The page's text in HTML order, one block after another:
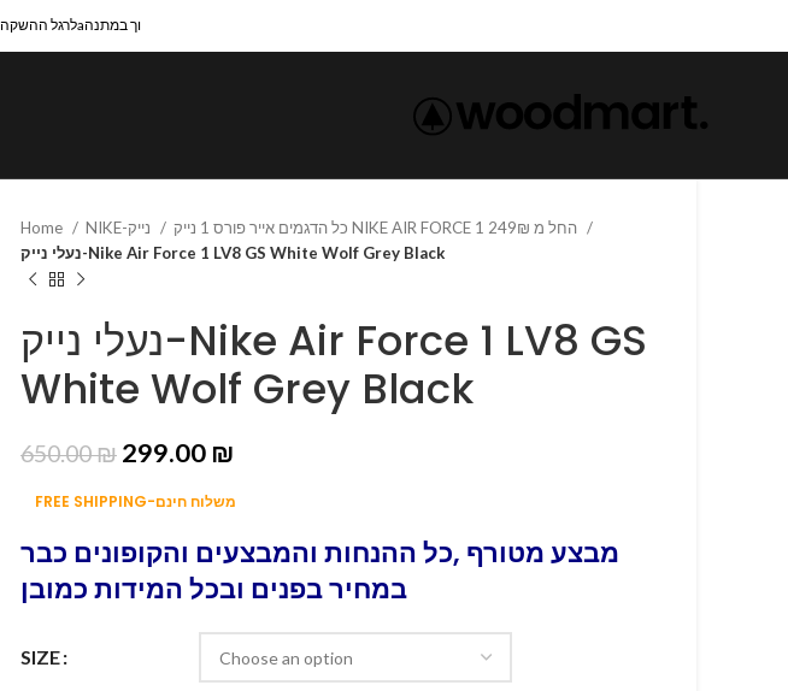
לרגל ההשקה קבלו בעמוד הצ'ק אאוט תיק שרaוך במתנה
Home
נעלי נייק-Nike Air Force 1 LV8 GS White Wolf Grey Black
נעלי נייק-Nike Air Force 1 LV8 GS
White Wolf Grey Black
650.00₪ 299.00 ₪
FREE SHIPPING-משלוח חינם
מבצע מטורף ,כל ההנחות והמבצעים והקופונים כבר
במחיר בפנים ובכל המידות כמובן
SIZE